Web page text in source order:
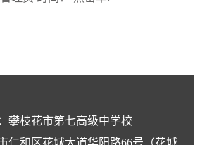
攀枝花市第七高级中学校
仁和区花城大道华阳路66号（花城